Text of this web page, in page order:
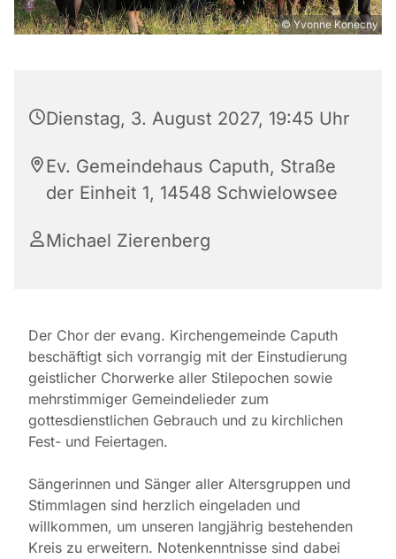
© Yvonne Konecny
Dienstag, 3. August 2027, 19:45 Uhr
Ev. Gemeindehaus Caputh, Straße
der Einheit 1, 14548 Schwielowsee
Michael Zierenberg
Der Chor der evang. Kirchengemeinde Caputh
beschäftigt sich vorrangig mit der Einstudierung
geistlicher Chorwerke aller Stilepochen sowie
mehrstimmiger Gemeindelieder zum
gottesdienstlichen Gebrauch und zu kirchlichen
Fest- und Feiertagen.
Sängerinnen und Sänger aller Altersgruppen und
Stimmlagen sind herzlich eingeladen und
willkommen, um unseren langjährig bestehenden
Kreis zu erweitern. Notenkenntnisse sind dabei